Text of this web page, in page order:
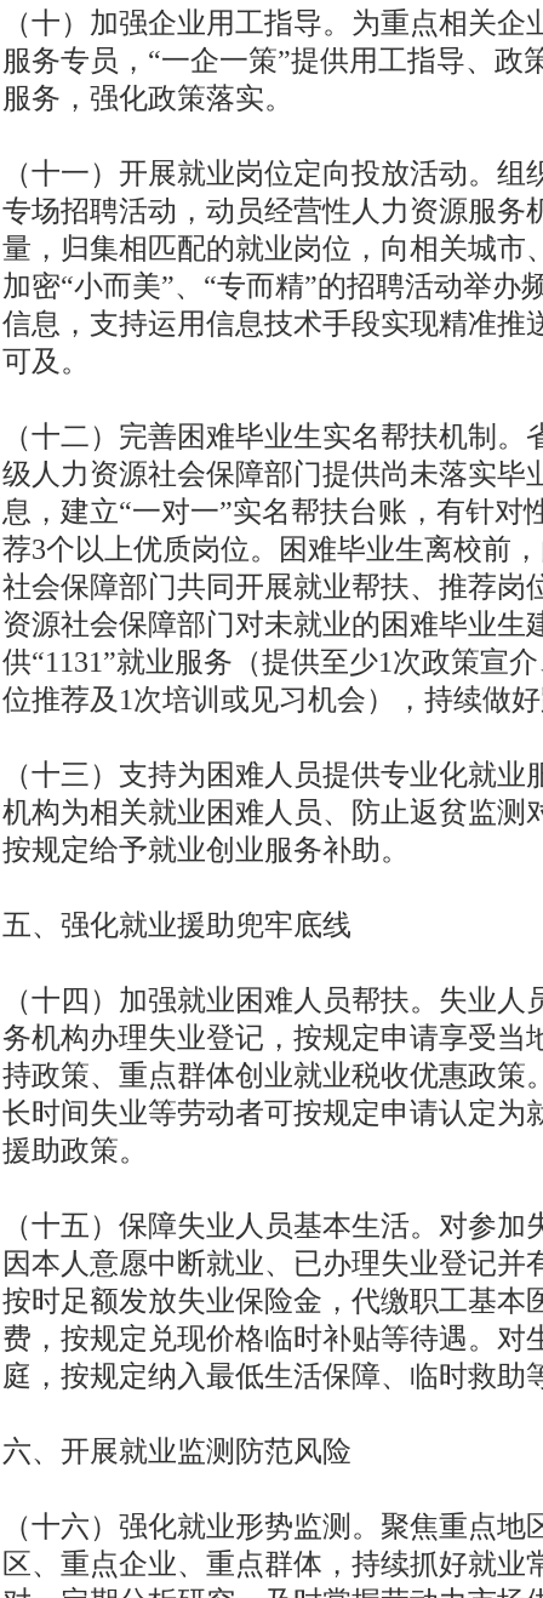
（十）加强企业用工指导。为重点相关
服务专员，“一企一策”提供用工指导、政
服务，强化政策落实。
（十一）开展就业岗位定向投放活动。
专场招聘活动，动员经营性人力资源服务
量，归集相匹配的就业岗位，向相关城市
加密“小而美”、“专而精”的招聘活动举办
信息，支持运用信息技术手段实现精准推
可及。
（十二）完善困难毕业生实名帮扶机制
级人力资源社会保障部门提供尚未落实毕
息，建立“一对一”实名帮扶台账，有针对
荐3个以上优质岗位。困难毕业生离校前
社会保障部门共同开展就业帮扶、推荐岗
资源社会保障部门对未就业的困难毕业生
供“1131”就业服务（提供至少1次政策宣
位推荐及1次培训或见习机会），持续做
（十三）支持为困难人员提供专业化就
机构为相关就业困难人员、防止返贫监测
按规定给予就业创业服务补助。
五、强化就业援助兜牢底线
（十四）加强就业困难人员帮扶。失业
务机构办理失业登记，按规定申请享受当
持政策、重点群体创业就业税收优惠政策
长时间失业等劳动者可按规定申请认定为
援助政策。
（十五）保障失业人员基本生活。对参
因本人意愿中断就业、已办理失业登记并
按时足额发放失业保险金，代缴职工基本
费，按规定兑现价格临时补贴等待遇。对
庭，按规定纳入最低生活保障、临时救助
六、开展就业监测防范风险
（十六）强化就业形势监测。聚焦重点
区、重点企业、重点群体，持续抓好就业